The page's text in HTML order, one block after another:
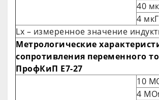
40
4
Lх – измеренное значение
Метрологические
сопротивления переменного
ПрофКиП Е7-27
10
4